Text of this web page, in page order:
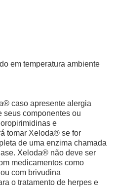
em temperatura ambiente
caso apresente alergia
seus componentes ou
e
tomar Xeloda® se for
de uma enzima chamada
Xeloda® não deve ser
medicamentos como
com brivudina
o tratamento de herpes e